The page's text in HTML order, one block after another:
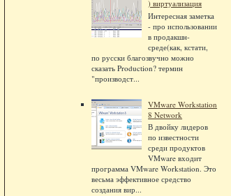
) виртуализация
Интересная заметка
- про использовании
в продакшн-
среде(как, кстати,
по русски благозвучно можно
сказать Production? термин
"производст...
VMware Workstation
8 Network
В двойку лидеров
по известности
среди продуктов
VMware входит
программа VMware Workstation. Это
весьма эффективное средство
создания вир...